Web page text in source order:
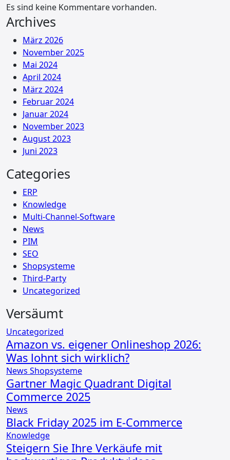
Es sind keine Kommentare vorhanden.
Archives
März 2026
November 2025
Mai 2024
April 2024
März 2024
Februar 2024
Januar 2024
November 2023
August 2023
Juni 2023
Categories
ERP
Knowledge
Multi-Channel-Software
News
PIM
SEO
Shopsysteme
Third-Party
Uncategorized
Versäumt
Uncategorized
Amazon vs. eigener Onlineshop 2026:
Was lohnt sich wirklich?
News Shopsysteme
Gartner Magic Quadrant Digital
Commerce 2025
News
Black Friday 2025 im E-Commerce
Knowledge
Steigern Sie Ihre Verkäufe mit